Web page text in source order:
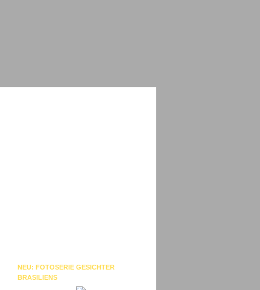
NEU: FOTOSERIE GESICHTER
BRASILIENS